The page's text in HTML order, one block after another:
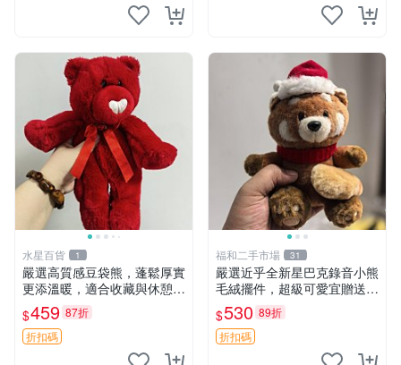
水星百貨 1
嚴選高質感豆袋熊，蓬鬆厚實
更添溫暖，適合收藏與休憩。
前胸填充飽滿，背部亦具優雅
設計。 豆袋熊 保暖 溫柔 蓬
松
$459 87折
折扣碼
福和二手市場 31
嚴選近乎全新星巴克錄音小熊
毛絨擺件，超級可愛宜贈送掛
飾 錄音小熊 毛絨擺件 贈品
$530 89折
折扣碼